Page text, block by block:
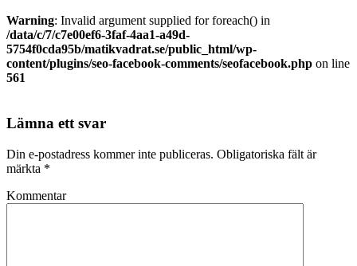
Warning: Invalid argument supplied for foreach() in
/data/c/7/c7e00ef6-3faf-4aa1-a49d-
5754f0cda95b/matikvadrat.se/public_html/wp-
content/plugins/seo-facebook-comments/seofacebook.php on line
561
Lämna ett svar
Din e-postadress kommer inte publiceras. Obligatoriska fält är
märkta *
Kommentar